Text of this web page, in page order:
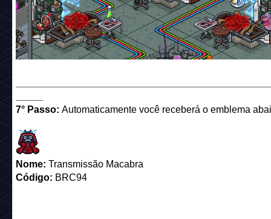
7° Passo: Automaticamente você receberá o emblema
Nome: Transmissão Macabra
Código: BRC94